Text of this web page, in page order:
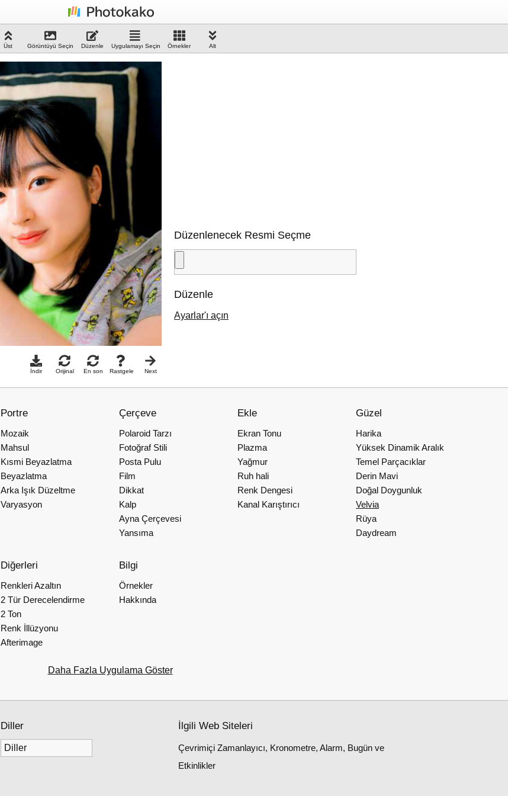
Üst Görüntüyü Seçin Düzenle Uygulamayı Seçin Örnekler Alt
İndir Orijinal En son Rastgele Next
Düzenlenecek Resmi Seçme
Düzenle
Ayarlar'ı açın
Portre
Mozaik
Mahsul
Kısmi Beyazlatma
Beyazlatma
Arka Işık Düzeltme
Varyasyon
Çerçeve
Polaroid Tarzı
Fotoğraf Stili
Posta Pulu
Film
Dikkat
Kalp
Ayna Çerçevesi
Yansıma
Ekle
Ekran Tonu
Plazma
Yağmur
Ruh hali
Renk Dengesi
Kanal Karıştırıcı
Güzel
Harika
Yüksek Dinamik Aralık
Temel Parçacıklar
Derin Mavi
Doğal Doygunluk
Velvia
Rüya
Daydream
Diğerleri
Renkleri Azaltın
2 Tür Derecelendirme
2 Ton
Renk İllüzyonu
Afterimage
Bilgi
Örnekler
Hakkında
Daha Fazla Uygulama Göster
Diller İlgili Web Siteleri
Çevrimiçi Zamanlayıcı, Kronometre, Alarm, Bugün ve
Etkinlikler